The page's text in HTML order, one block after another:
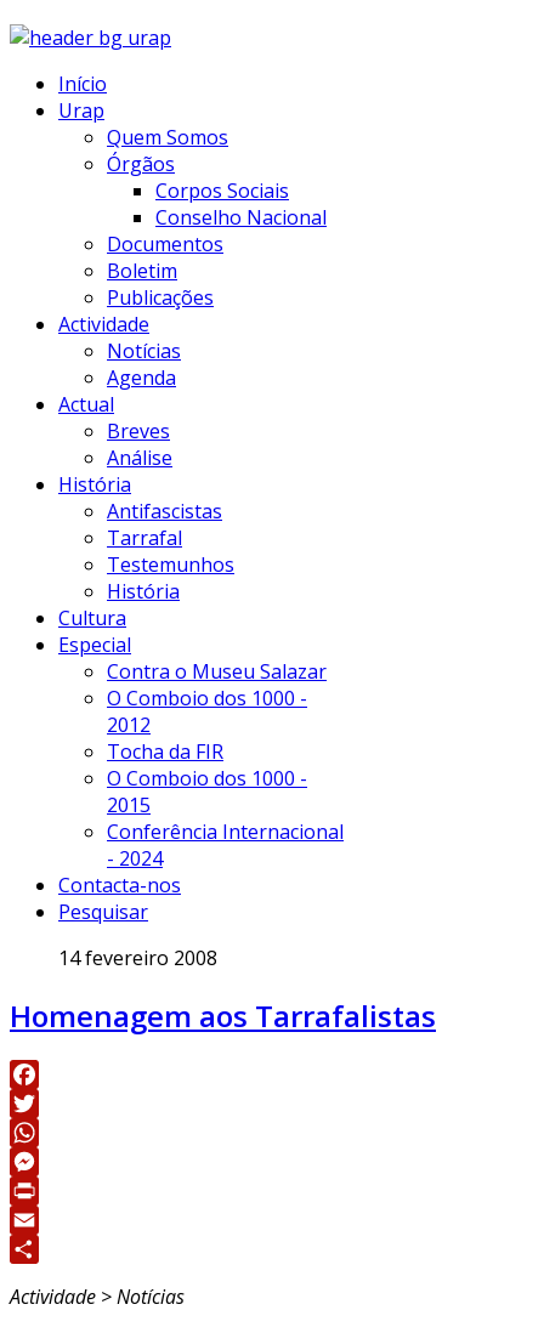
Início
Urap
Quem Somos
Órgãos
Corpos Sociais
Conselho Nacional
Documentos
Boletim
Publicações
Actividade
Notícias
Agenda
Actual
Breves
Análise
História
Antifascistas
Tarrafal
Testemunhos
História
Cultura
Especial
Contra o Museu Salazar
O Comboio dos 1000 -
2012
Tocha da FIR
O Comboio dos 1000 -
2015
Conferência Internacional
- 2024
Contacta-nos
Pesquisar
14 fevereiro 2008
Homenagem aos Tarrafalistas
Facebook
Twitter
WhatsApp
Messenger
Print
Email
Actividade > Notícias